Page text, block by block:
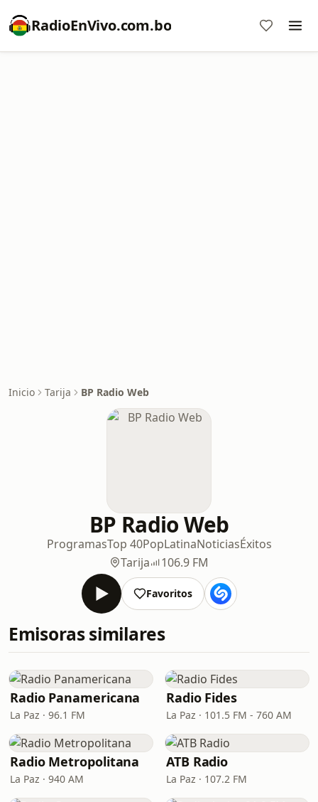
RadioEnVivo.com.bo
Inicio Tarija BP Radio Web
BP Radio Web
ProgramasTop 40PopLatinaNoticiasÉxitos
Tarija
106.9 FM
Favoritos
Emisoras similares
Radio Panamericana
La Paz · 96.1 FM
Radio Fides
La Paz · 101.5 FM - 760 AM
Radio Metropolitana
La Paz · 940 AM
ATB Radio
La Paz · 107.2 FM